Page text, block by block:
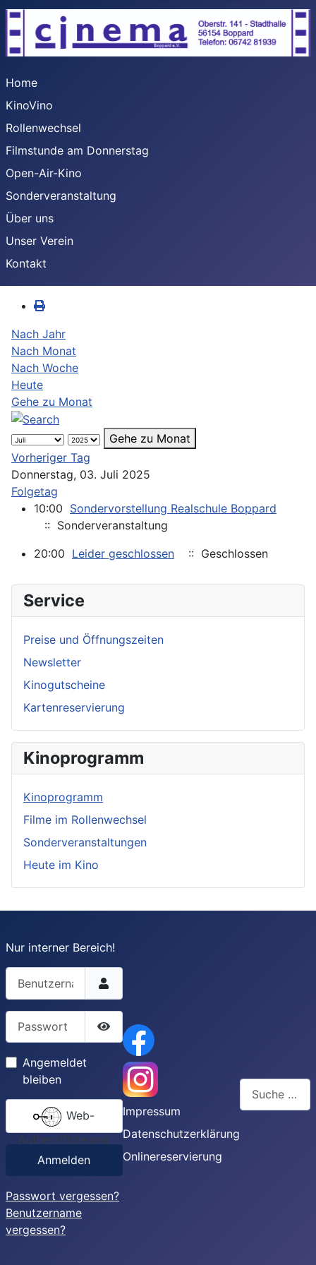
Home
KinoVino
Rollenwechsel
Filmstunde am Donnerstag
Open-Air-Kino
Sonderveranstaltung
Über uns
Unser Verein
Kontakt
Nach Jahr
Nach Monat
Nach Woche
Heute
Gehe zu Monat
Gehe zu Monat
Vorheriger Tag
Donnerstag, 03. Juli 2025
Folgetag
10:00 Sondervorstellung Realschule Boppard
:: Sonderveranstaltung
20:00 Leider geschlossen :: Geschlossen
Service
Preise und Öffnungszeiten
Newsletter
Kinogutscheine
Kartenreservierung
Kinoprogramm
Kinoprogramm
Filme im Rollenwechsel
Sonderveranstaltungen
Heute im Kino
Nur interner Bereich!
Passwort
Passwort anzeigen
Angemeldet
bleiben
Web-
Authentifizierung
Anmelden
Passwort vergessen?
Benutzername
vergessen?
Impressum
Datenschutzerklärung
Onlinereservierung
Suchen